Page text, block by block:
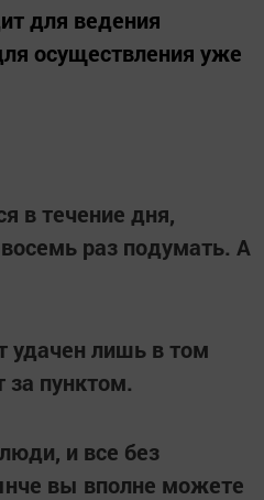
для ведения
осуществления уже
в течение дня,
раз подумать. А
удачен лишь в том
за пунктом.
и все без
вы вполне можете